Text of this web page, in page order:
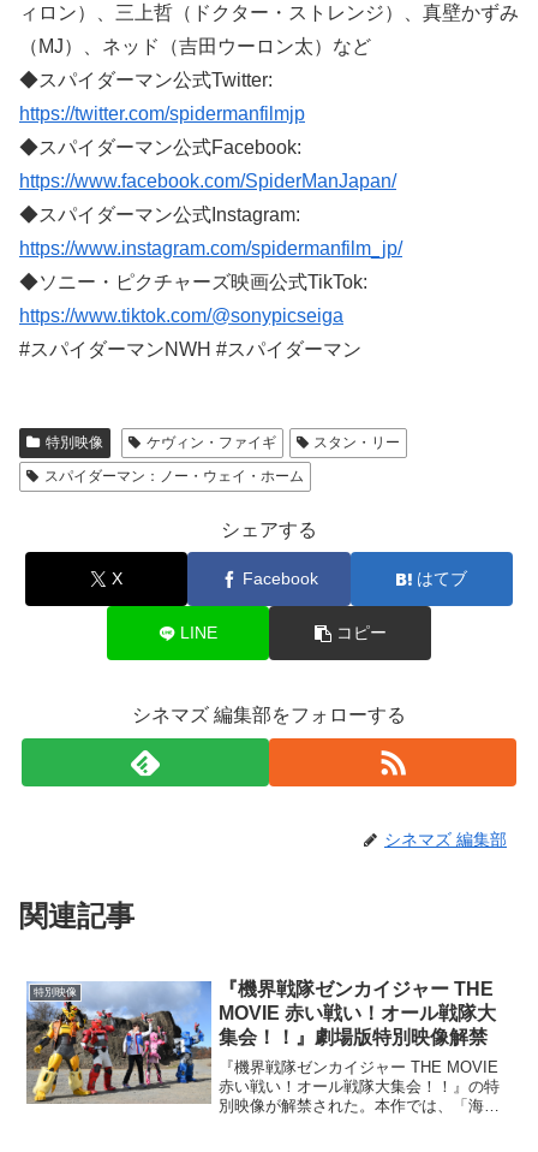
ィロン）、三上哲（ドクター・ストレンジ）、真壁かずみ
（MJ）、ネッド（吉田ウーロン太）など
◆スパイダーマン公式Twitter:
https://twitter.com/spidermanfilmjp
◆スパイダーマン公式Facebook:
https://www.facebook.com/SpiderManJapan/
◆スパイダーマン公式Instagram:
https://www.instagram.com/spidermanfilm_jp/
◆ソニー・ピクチャーズ映画公式TikTok:
https://www.tiktok.com/@sonypicseiga
#スパイダーマンNWH #スパイダーマン
特別映像 ケヴィン・ファイギ
スタン・リー
スパイダーマン：ノー・ウェイ・ホーム
シェアする
X Facebook はてブ
LINE コピー
シネマズ 編集部をフォローする
シネマズ 編集部
関連記事
特別映像
『機界戦隊ゼンカイジャー THE
MOVIE 赤い戦い！オール戦隊大
集会！！』劇場版特別映像解禁
『機界戦隊ゼンカイジャー THE MOVIE
赤い戦い！オール戦隊大集会！！』の特
別映像が解禁された。本作では、「海賊